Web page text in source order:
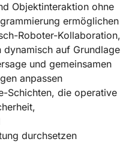
Objektinteraktion ohne
ermöglichen
Roboter-Kollaboration,
auf Grundlage
und gemeinsamen
anpassen
Schichten, die operative
durchsetzen